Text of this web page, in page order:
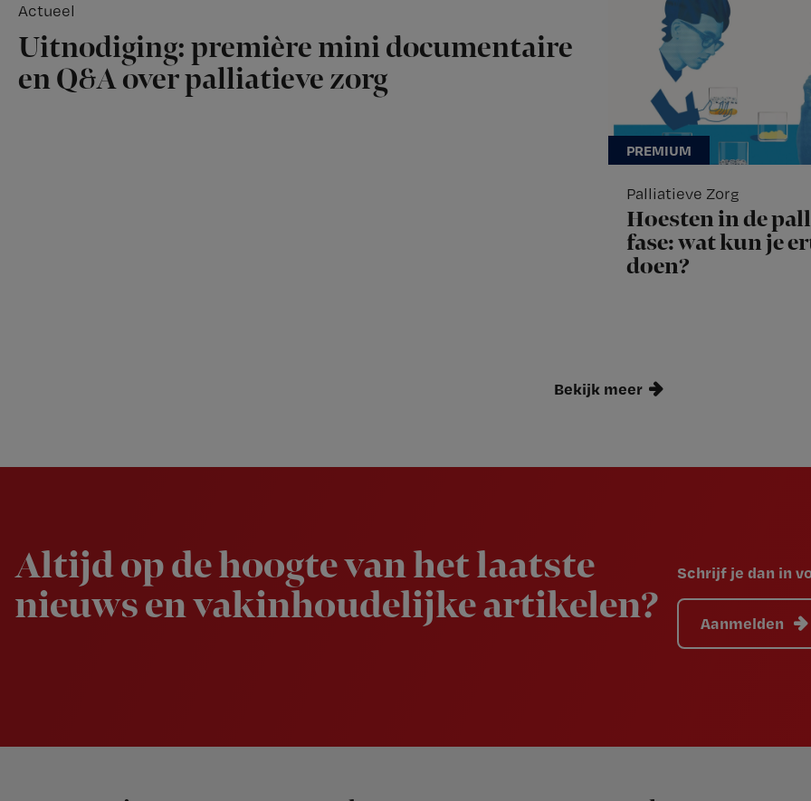
Actueel
Uitnodiging: première mini documentaire
en Q&A over palliatieve zorg
Palliatieve Zorg
Hoesten in de
fase: wat kun je
doen?
Bekijk meer
Altijd op de hoogte van het laatste
nieuws en vakinhoudelijke artikelen?
Schrijf je dan in
Aanmelden